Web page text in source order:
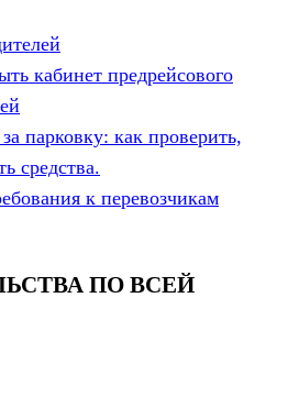
кабинет предрейсового
как проверить,
средства.
к перевозчикам
ПО ВСЕЙ